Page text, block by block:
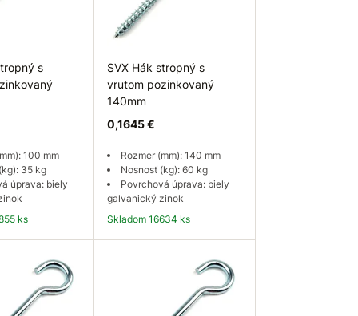
s
100 mm
35 kg
úprava: biely
ks
košíka
SVX Hák stropný s
vrutom pozinkovaný
140mm
0,1645 €
Rozmer (mm): 140 mm
Nosnosť (kg): 60 kg
Povrchová úprava: biely
galvanický zinok
Skladom 16634 ks